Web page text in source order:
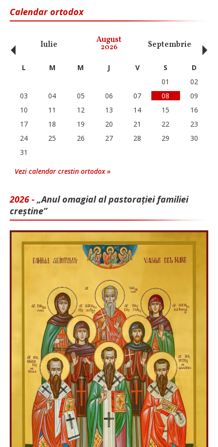
Calendar ortodox
Iulie August
2026 Septembrie
‹ L M M J V S
D
01
02
03
04 05 06 07 08
09
10
11 12 13 14 15
16
17
18 19 20 21 22
23
24
25 26 27 28 29
30
31
Vezi calendar crestin ortodox »
2026 - „Anul omagial al pastorației familiei
creștine”